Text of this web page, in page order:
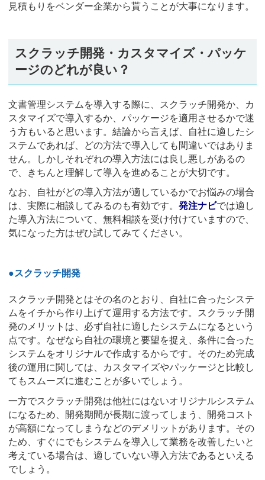
見積もりをベンダー企業から貰うことが大事になります。
スクラッチ開発・カスタマイズ・パッケ
ージのどれが良い？
文書管理システムを導入する際に、スクラッチ開発か、カ
スタマイズで導入するか、パッケージを適用させるかで迷
う方もいると思います。結論から言えば、自社に適したシ
ステムであれば、どの方法で導入しても間違いではありま
せん。しかしそれぞれの導入方法には良し悪しがあるの
で、きちんと理解して導入を進めることが大切です。
なお、自社がどの導入方法が適しているかでお悩みの場合
は、実際に相談してみるのも有効です。 発注ナビでは適し
た導入方法について、無料相談を受け付けていますので、
気になった方はぜひ試してみてください。
●スクラッチ開発
スクラッチ開発とはその名のとおり、自社に合ったシステ
ムをイチから作り上げて運用する方法です。スクラッチ開
発のメリットは、必ず自社に適したシステムになるという
点です。なぜなら自社の環境と要望を捉え、条件に合った
システムをオリジナルで作成するからです。そのため完成
後の運用に関しては、カスタマイズやパッケージと比較し
てもスムーズに進むことが多いでしょう。
一方でスクラッチ開発は他社にはないオリジナルシステム
になるため、開発期間が長期に渡ってしまう、開発コスト
が高額になってしまうなどのデメリットがあります。その
ため、すぐにでもシステムを導入して業務を改善したいと
考えている場合は、適していない導入方法であるといえる
でしょう。